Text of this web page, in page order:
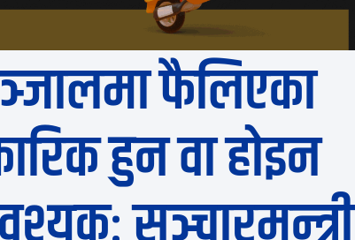
फैलिएका
हुन वा होइन